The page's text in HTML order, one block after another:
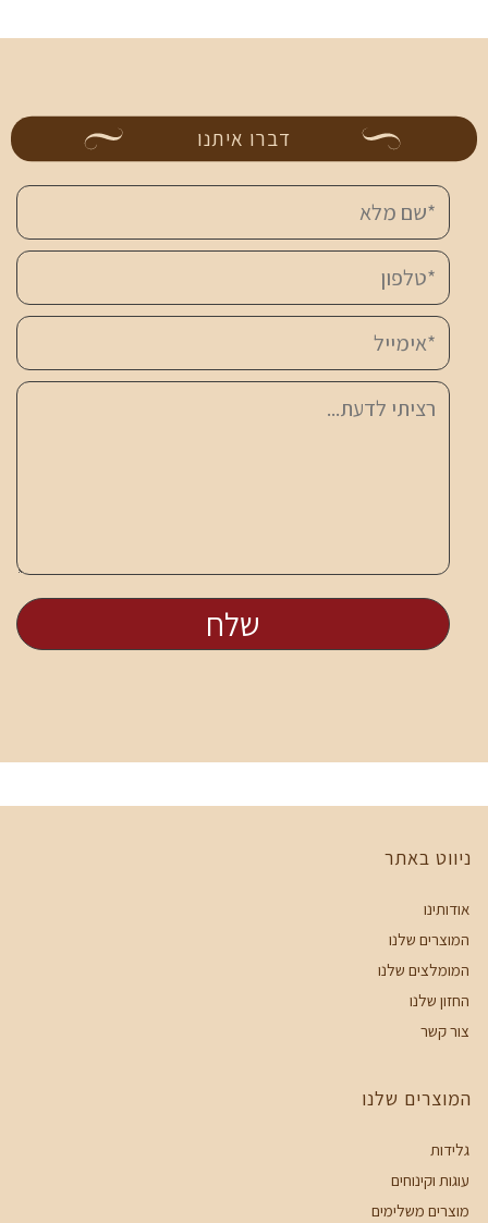
דברו איתנו
ניווט באתר
אודותינו
המוצרים שלנו
המומלצים שלנו
החזון שלנו
צור קשר
המוצרים שלנו
גלידות
עוגות וקינוחים
מוצרים משלימים